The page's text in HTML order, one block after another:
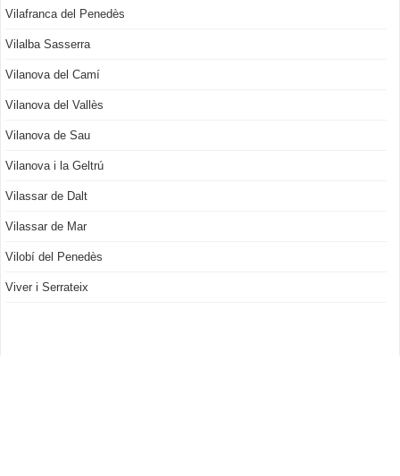
Vilafranca del Penedès
Vilalba Sasserra
Vilanova del Camí
Vilanova del Vallès
Vilanova de Sau
Vilanova i la Geltrú
Vilassar de Dalt
Vilassar de Mar
Vilobí del Penedès
Viver i Serrateix